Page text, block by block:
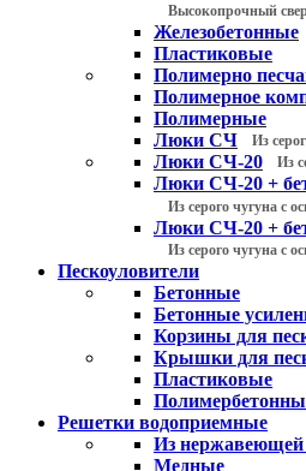
Высокопрочный
Железобетонные
Пластиковые
Полимерно
Полимерное
Полимерные
Люки СЧ
Из
Люки СЧ-20 Из
Люки СЧ-20 +
Из серого чугуна с
Люки СЧ-20 +
Из серого чугуна с
Пескоуловители
Бетонные
Бетонные
Корзины для
Крышки для
Пластиковые
Решетки водоприемные
Из нержавеющей
Медные